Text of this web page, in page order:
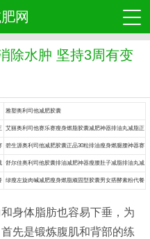
网
除水肿 坚持3周有变
雅塑奥利司他减肥胶囊
艾丽奥利司他赛乐赛瘦身燃脂胶囊减肥神器排油丸减脂正
品药
碧生源奥利司他减肥胶囊正品30粒排油瘦身燃腿腰神器赛
乐赛丸脂药
舒尔佳奥利司他胶囊排油减肥神器瘦腰肚子减脂排油丸减
肥药
绿瘦左旋肉碱减肥瘦身燃脂顽固型胶囊男女搭酵素粉代餐
体脂肪也容易下垂，为
先是锻炼腹肌和背部的练